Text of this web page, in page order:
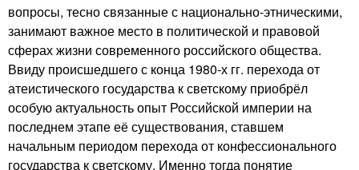
вопросы, тесно связанные с национально-этническими,
занимают важное место в политической и правовой
сферах жизни современного российского общества.
Ввиду происшедшего с конца 1980-х гг. перехода от
атеистического государства к светскому приобрёл
особую актуальность опыт Российской империи на
последнем этапе её существования, ставшем
начальным периодом перехода от конфессионального
государства к светскому. Именно тогда понятие